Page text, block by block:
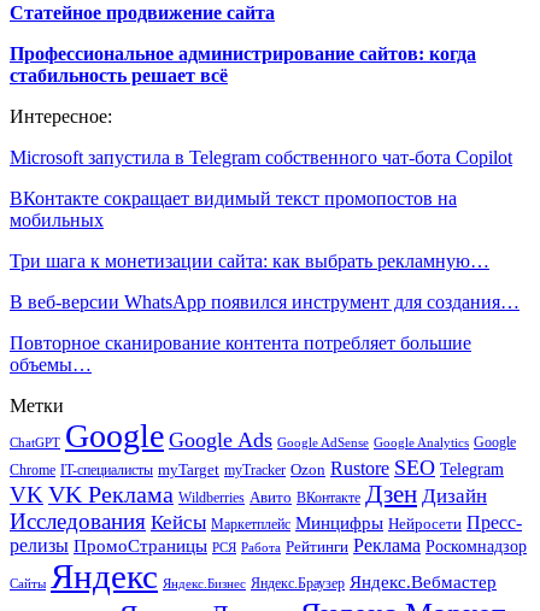
Статейное продвижение сайта
Профессиональное администрирование сайтов: когда
стабильность решает всё
Интересное:
Microsoft запустила в Telegram собственного чат-бота Copilot
ВКонтакте сокращает видимый текст промопостов на
мобильных
Три шага к монетизации сайта: как выбрать рекламную…
В веб-версии WhatsApp появился инструмент для создания…
Повторное сканирование контента потребляет большие
объемы…
Метки
ChatGPT Google Google Ads Google AdSense Google Analytics Google
Chrome IT-специалисты myTarget myTracker Ozon Rustore SEO Telegram
VK VK Реклама Wildberries Авито ВКонтакте Дзен Дизайн
Исследования Кейсы Маркетплейс Минцифры Нейросети Пресс-
релизы ПромоСтраницы РСЯ Работа Рейтинги Реклама Роскомнадзор
Сайты Яндекс Яндекс.Бизнес Яндекс.Браузер Яндекс.Вебмастер